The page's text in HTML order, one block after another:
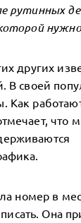
рутинных
других
В своей
Как
что
номер в
Она